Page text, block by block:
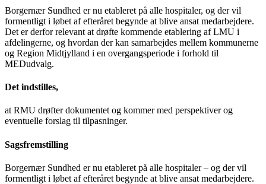
Borgernær Sundhed er nu etableret på alle hospitaler, og der vil
formentligt i løbet af efteråret begynde at blive ansat medarbejdere.
Det er derfor relevant at drøfte kommende etablering af LMU i
afdelingerne, og hvordan der kan samarbejdes mellem kommunerne
og Region Midtjylland i en overgangsperiode i forhold til
MEDudvalg.
Det indstilles,
at RMU drøfter dokumentet og kommer med perspektiver og
eventuelle forslag til tilpasninger.
Sagsfremstilling
Borgernær Sundhed er nu etableret på alle hospitaler – og der vil
formentligt i løbet af efteråret begynde at blive ansat medarbejdere.